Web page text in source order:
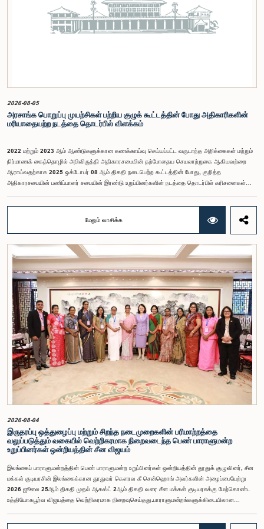
2026-08-05
அரசாங்க பொறுப்பு முயற்சிகள் பற்றிய குழுக் கூட்டத்தின் போது அதிகாரிகளின்
மரியாதையற்ற நடத்தை தொடர்பில் விளக்கம்
2022 மற்றும் 2023 ஆம் ஆண்டுகளுக்கான கணக்காய்வு செய்யப்பட்ட வருடாந்த அறிக்கைகள் மற்றும்
நிர்மாணக் கைத்தொழில் அபிவிருத்தி அதிகாரசபையின் தற்போதைய செயலாற்றுகை ஆகியவற்றை
ஆராய்வதற்காக 2025 ஒக்டோபர் 08 ஆம் திகதி நடைபெற்ற கூட்டத்தின் போது, குறித்த
அதிகாரசபையின் பணிப்பாளர் சபையின் இரண்டு உறுப்பினர்களின் நடத்தை தொடர்பில் கரிசனைகள்
இக்கூட்டத்தில் கலந்துகொண்டார் என்பதைக் குழு அவதானித்தது. மேலும், தாபிக்கப்பட்ட பாராளுமன்ற
நடைமுறை மற்றும் ஒழுங்குமுறைகளுக்கு முரணான வகையில், தவிசாளரின் முன் அனுமதியைப்
பெறாமலேயே இரு அதிகாரிகளும் குழுவின் நடவடிக்கைகளிலிருந்து வெளியேறினர். இச்சம்பவங்களைத்
தொடர்ந்து, அரசாங்க பொறுப்பு முயற்சிகள் பற்றிய குழுவின் கௌரவ தவிசாளரினால் எழுப்பப்பட்ட
சிறப்புரிமைப் பிரச்சினையினையடுத்து, பாராளுமன்றத்தை அவமதித்தமை தொடர்பான
குற்றச்சாட்டுகளின் பேரில் இரு அதிகாரிகளும் 2026 பெப்ரவரி 17 ஆம் திகதி ஒழுக்கநெறிகள் மற்றும்
சிறப்புரிமைகள் பற்றிய குழுவின் முன்னிலையில் ஆஜராகினர். இந்த நடவடிக்கைகளின் போது, அவர்கள்
தமது நடத்தைக்காக மனப்பூர்வமான மன்னிப்பைக் கோரினர். உரிய பரிசீலனையின் பின்னர்,
அதிகாரிகள் தமது செயல்களின் தீவிரத்தை ஏற்றுக்கொண்டுள்ளார்கள் என்பதையும், பாராளுமன்றக்
குழுக்களின் அதிகாரம், கௌரவம் மற்றும் தாபிக்கப்பட்ட நடைமுறைகளை மதிப்பதன்
முக்கியத்துவத்தைப் புரிந்துள்ளமையை வெளிப்படுத்தியுள்ளனர் என்பதையும் கவனத்திற்கொண்டு,
ஒழுக்கநெறிகள் மற்றும் சிறப்புரிமைகள் பற்றிய குழுவானது அரசாங்க பொறுப்பு முயற்சிகள் பற்றிய
குழுவின் தவிசாளருடன் இணைந்து அவர்களது மன்னிப்பை ஏற்றுக்கொண்டது.பாராளுமன்றக்
குழுக்களின் முன்னிலையில் ஆஜராகும் அனைத்து தனிநபர்களும் மிக உயர்ந்த நடத்தை தரநிலைகளைக்
கடைப்பிடிக்க வேண்டும், நாடாளுமன்ற நடைமுறைகளுக்கு இணங்க வேண்டும் மற்றும் எல்லா
நேரங்களிலும் நாடாளுமன்றத்தின் கண்ணியம் மற்றும் அதிகாரத்தை நிலைநிறுத்த வேண்டும் என்று
இந்தக் குழு வலியுறுத்த விரும்புகிறது.அரசாங்க பொறுப்பு முயற்சிகள் பற்றிய குழுஇலங்கை
பாராளுமன்றம்
மேலும் வாசிக்க
2026-08-04
இருதரப்பு ஒத்துழைப்பு மற்றும் சிறந்த நடைமுறைகளின் பரிமாற்றத்தை
வலுப்படுத்தும் வகையில் வெற்றிகரமாக நிறைவடைந்த பெண் பாராளுமன்ற
உறுப்பினர்கள் ஒன்றியத்தின் சீன விஜயம்
இலங்கைப் பாராளுமன்றத்தின் பெண் பாராளுமன்ற உறுப்பினர்கள் ஒன்றியத்தின் தூதுக் குழுவினர், சீன
மக்கள் குடியரசின் இலங்கைக்கான தூதுவர் கௌரவ கீ சென்ஹொங் அவர்களின் அழைப்பையேற்று
2026 ஜூலை 25ஆம் திகதி முதல் ஆகஸ்ட் 2ஆம் திகதி வரை சீன மக்கள் குடியரசுக்கு மேற்கொண்ட
உத்தியோகபூர்வ விஜயத்தை வெற்றிகரமாக நிறைவுசெய்தது.பாராளுமன்றங்களுக்கிடையிலான